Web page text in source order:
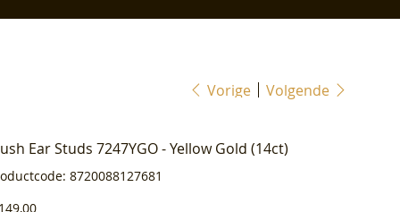
Vorige Volgende
Ear Studs 7247YGO - Yellow Gold (14ct)
Productcode
8720088127681
8720088127681